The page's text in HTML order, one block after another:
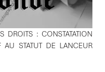
DROITS : CONSTATATION
AU STATUT DE LANCEUR